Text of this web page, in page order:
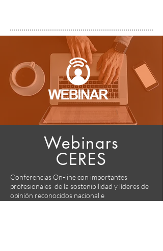
Webinars
CERES
Conferencias On-line con importantes
profesionales de la sostenibilidad y líderes de
opinión reconocidos nacional e